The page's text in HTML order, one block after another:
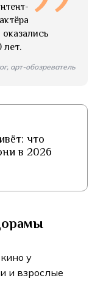
лет.
арт-обозреватель
что
в 2026
у
и взрослые